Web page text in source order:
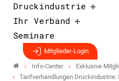
Druckindustrie
Ihr Verband
Seminare
Mitglieder-Login
Info-Center
Exklusive
Tarifverhandlungen